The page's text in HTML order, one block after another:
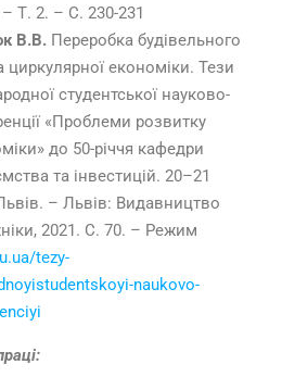
– Т. 2. – С. 230-231
В.В. Переробка будівельного
циркулярної економіки. Тези
студентської науково-
«Проблеми розвитку
до 50-річчя кафедри
та інвестицій. 20–21
– Львів: Видавництво
2021. С. 70. – Режим
tezy-
naukovo-